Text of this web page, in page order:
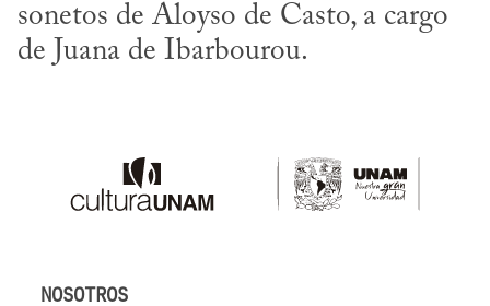
sonetos de Aloyso de Casto, a cargo
de Juana de Ibarbourou.
NOSOTROS